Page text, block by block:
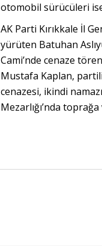
otomobil sürücüleri
AK Parti Kırıkkale İl
yürüten Batuhan
Cami’nde cenaze
Mustafa Kaplan,
cenazesi, ikindi
Mezarlığı’nda